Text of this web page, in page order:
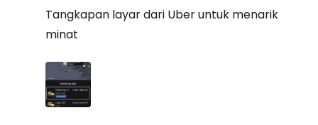
Tangkapan layar dari Uber untuk menarik
minat